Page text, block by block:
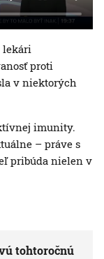
lekári
proti
v niektorých
imunity.
– práve s
pribúda nielen v
tohtoročnú